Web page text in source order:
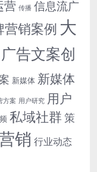
营 传播 信息流广
营销案例 大
广告文案创
新媒体 新媒体
方案 用户研究 用户
私域社群 策
销 行业动态